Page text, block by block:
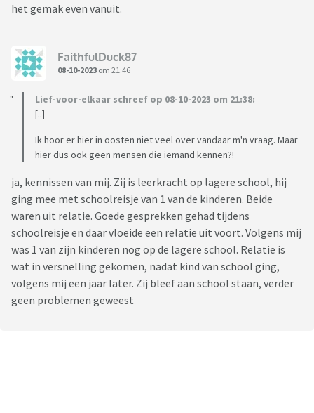
het gemak even vanuit.
FaithfulDuck87
08-10-2023 om 21:46
Lief-voor-elkaar schreef op 08-10-2023 om 21:38:
[..]
Ik hoor er hier in oosten niet veel over vandaar m'n vraag. Maar
hier dus ook geen mensen die iemand kennen?!
ja, kennissen van mij. Zij is leerkracht op lagere school, hij
ging mee met schoolreisje van 1 van de kinderen. Beide
waren uit relatie. Goede gesprekken gehad tijdens
schoolreisje en daar vloeide een relatie uit voort. Volgens mij
was 1 van zijn kinderen nog op de lagere school. Relatie is
wat in versnelling gekomen, nadat kind van school ging,
volgens mij een jaar later. Zij bleef aan school staan, verder
geen problemen geweest